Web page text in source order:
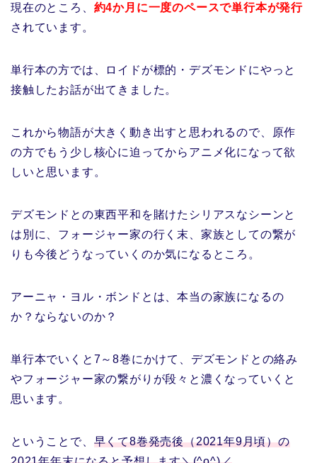
現在のところ、 約4か月に一度のペースで単行本が発行
されています。
単行本の方では、ロイドが標的・デズモンドにやっと
接触したお話が出てきました。
これから物語が大きく動き出すと思われるので、原作
の方でもう少し核心に迫ってからアニメ化になって欲
しいと思います。
デズモンドとの東西平和を賭けたシリアスなシーンと
は別に、フォージャー家の行く末、家族としての繋が
りも今後どうなっていくのか気になるところ。
アーニャ・ヨル・ボンドとは、本当の家族になるの
か？ならないのか？
単行本でいくと7～8巻にかけて、デズモンドとの絡み
やフォージャー家の繋がりが段々と濃くなっていくと
思います。
ということで、 早くて8巻発売後（2021年9月頃）の